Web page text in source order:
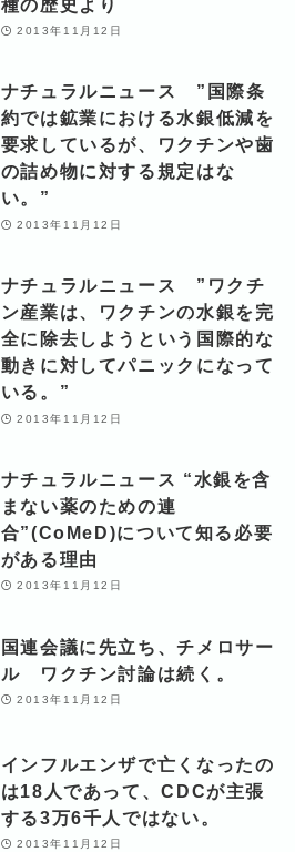
2013年11月12日
ナチュラルニュース ”国際条
約では鉱業における水銀低減を
要求しているが、ワクチンや歯
の詰め物に対する規定はな
い。”
2013年11月12日
ナチュラルニュース ”ワクチ
ン産業は、ワクチンの水銀を完
全に除去しようという国際的な
動きに対してパニックになって
いる。”
2013年11月12日
ナチュラルニュース “水銀を含
まない薬のための連
合”(CoMeD)について知る必要
がある理由
2013年11月12日
国連会議に先立ち、チメロサー
ル ワクチン討論は続く。
2013年11月12日
インフルエンザで亡くなったの
は18人であって、CDCが主張
する3万6千人ではない。
2013年11月12日